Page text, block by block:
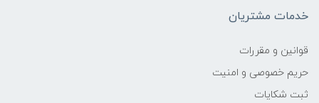
خدمات مشتریان
قوانین و مقررات
حریم خصوصی و امنیت
ثبت شکایات